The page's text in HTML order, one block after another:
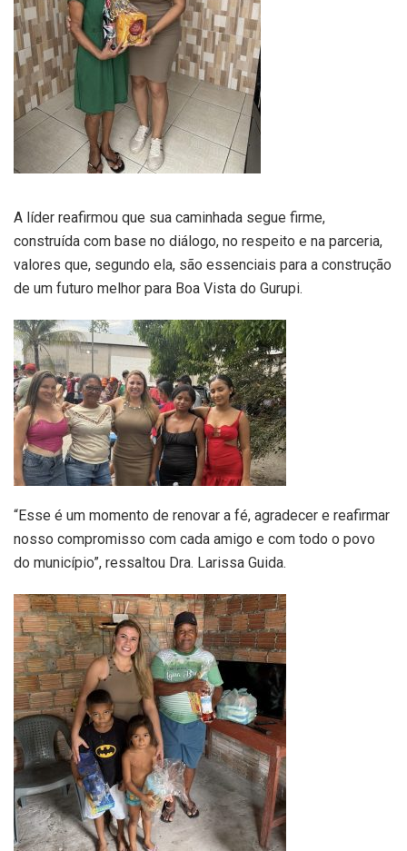
A líder reafirmou que sua caminhada segue firme,
construída com base no diálogo, no respeito e na parceria,
valores que, segundo ela, são essenciais para a construção
de um futuro melhor para Boa Vista do Gurupi.
“Esse é um momento de renovar a fé, agradecer e reafirmar
nosso compromisso com cada amigo e com todo o povo
do município”, ressaltou Dra. Larissa Guida.